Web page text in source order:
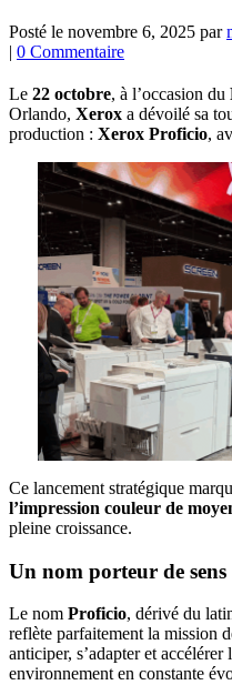
Posté le novembre 6, 2025 par
| 0 Commentaire
Le 22 octobre, à l’occasion du
Orlando, Xerox a dévoilé sa
production : Xerox Proficio,
Ce lancement stratégique
l’impression couleur de
pleine croissance.
Un nom porteur de sens
Le nom Proficio, dérivé du
reflète parfaitement la mission
anticiper, s’adapter et
environnement en constante